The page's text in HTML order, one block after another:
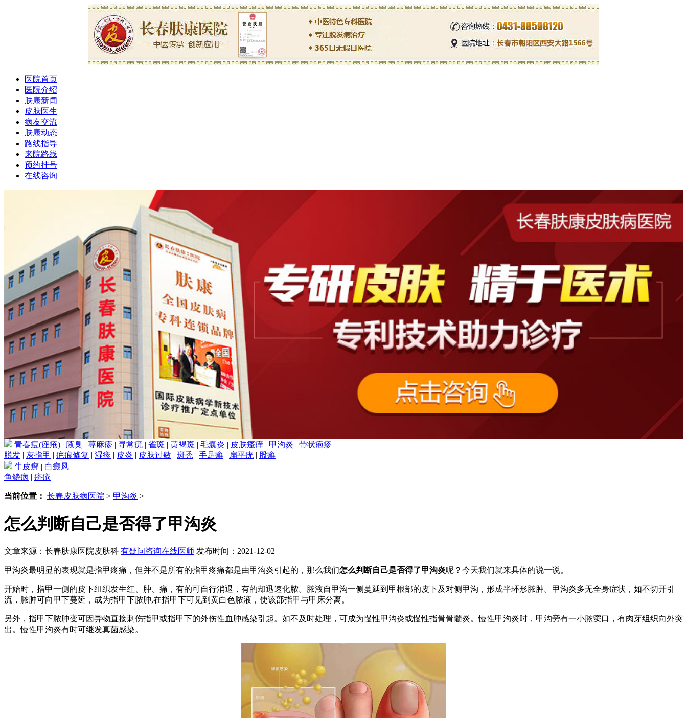
医院首页
医院介绍
肤康新闻
皮肤医生
病友交流
肤康动态
路线指导
来院路线
预约挂号
在线咨询
青春痘(痤疮) 腋臭 荨麻疹 寻常疣 雀斑 黄褐斑 毛囊炎 皮肤瘙痒 甲沟炎
带状疱疹
脱发
灰指甲 疤痕修复 湿疹 皮炎 皮肤过敏 斑秃 手足癣 扁平疣
股癣
牛皮癣
白癜风
鱼鳞病
疥疮
当前位置： 长春皮肤病医院 > 甲沟炎 >
怎么判断自己是否得了甲沟炎
文章来源：长春肤康医院皮肤科 有疑问咨询在线医师 发布时间：2021-12-02
甲沟炎最明显的表现就是指甲疼痛，但并不是所有的指甲疼痛都是由甲沟炎引起的，那么我们怎么判断自己是否得了甲沟炎呢？今天我们就来具体的说一说。
开始时，指甲一侧的皮下组织发生红、肿、痛，有的可自行消退，有的却迅速化脓。脓液自甲沟一侧蔓延到甲根部的皮下及对侧甲沟，形成半环形脓肿。甲沟炎多无全身症状，如不切开引
流，脓肿可向甲下蔓延，成为指甲下脓肿,在指甲下可见到黄白色脓液，使该部指甲与甲床分离。
另外，指甲下脓肿变可因异物直接刺伤指甲或指甲下的外伤性血肿感染引起。如不及时处理，可成为慢性甲沟炎或慢性指骨骨髓炎。慢性甲沟炎时，甲沟旁有一小脓窦口，有肉芽组织向外突
出。慢性甲沟炎有时可继发真菌感染。